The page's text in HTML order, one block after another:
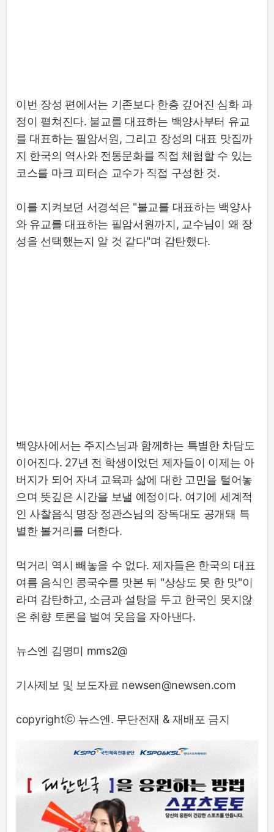
이번 장성 편에서는 기존보다 한층 깊어진 심화 과
정이 펼쳐진다. 불교를 대표하는 백양사부터 유교
를 대표하는 필암서원, 그리고 장성의 대표 맛집까
지 한국의 역사와 전통문화를 직접 체험할 수 있는
코스를 마크 피터슨 교수가 직접 구성한 것.
이를 지켜보던 서경석은 "불교를 대표하는 백양사
와 유교를 대표하는 필암서원까지, 교수님이 왜 장
성을 선택했는지 알 것 같다"며 감탄했다.
백양사에서는 주지스님과 함께하는 특별한 차담도
이어진다. 27년 전 학생이었던 제자들이 이제는 아
버지가 되어 자녀 교육과 삶에 대한 고민을 털어놓
으며 뜻깊은 시간을 보낼 예정이다. 여기에 세계적
인 사찰음식 명장 정관스님의 장독대도 공개돼 특
별한 볼거리를 더한다.
먹거리 역시 빼놓을 수 없다. 제자들은 한국의 대표
여름 음식인 콩국수를 맛본 뒤 "상상도 못 한 맛"이
라며 감탄하고, 소금과 설탕을 두고 한국인 못지않
은 취향 토론을 벌여 웃음을 자아낸다.
뉴스엔 김명미 mms2@
기사제보 및 보도자료 newsen@newsen.com
copyrightⓒ 뉴스엔. 무단전재 & 재배포 금지